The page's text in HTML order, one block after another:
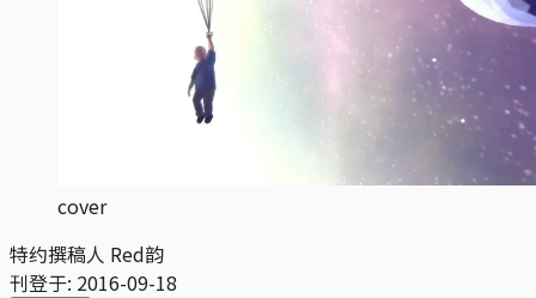
cover
特约撰稿人 Red韵
刊登于: 2016-09-18